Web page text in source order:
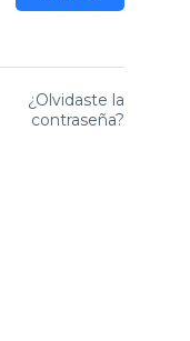
¿Olvidaste la
contraseña?